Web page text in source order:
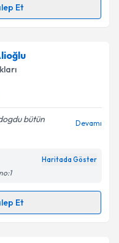
ilişkin
verilerimin belirtilen
Gönder
Et
için randevu takvimi
randevu almanız
posta ile
ilişkin
verilerimin belirtilen
ediyorum.
bütün
Devamı
Haritada Göster
Et